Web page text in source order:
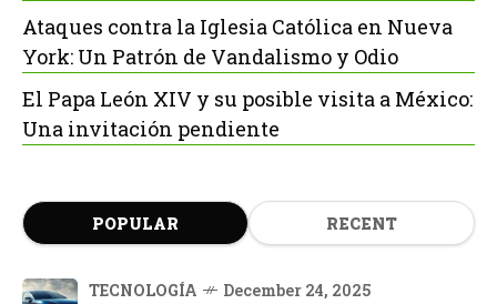
Ataques contra la Iglesia Católica en Nueva
York: Un Patrón de Vandalismo y Odio
El Papa León XIV y su posible visita a México:
Una invitación pendiente
POPULAR RECENT
TECNOLOGÍA December 24, 2025